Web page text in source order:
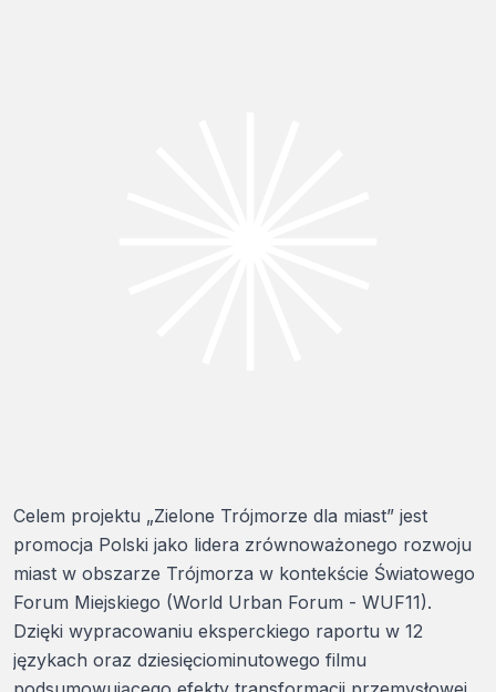
Celem projektu „Zielone Trójmorze dla miast” jest
promocja Polski jako lidera zrównoważonego rozwoju
miast w obszarze Trójmorza w kontekście Światowego
Forum Miejskiego (World Urban Forum - WUF11).
Dzięki wypracowaniu eksperckiego raportu w 12
językach oraz dziesięciominutowego filmu